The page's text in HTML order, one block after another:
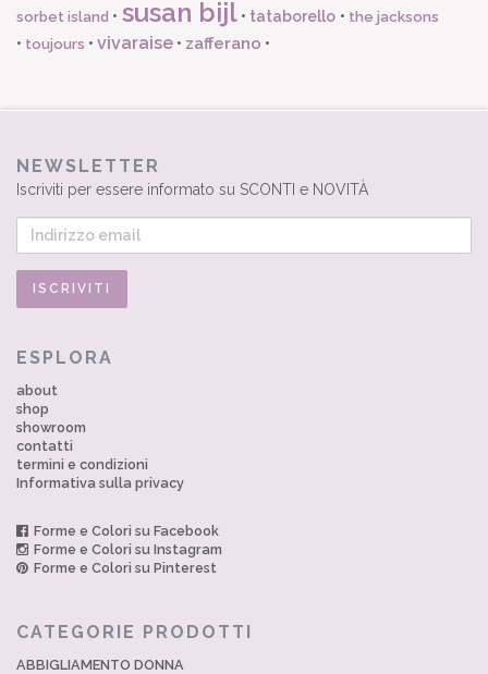
sorbet island • susan bijl• tataborello • the jacksons
• toujours • vivaraise • zafferano •
NEWSLETTER
Iscriviti per essere informato su SCONTI e NOVITÀ
ESPLORA
about
shop
showroom
contatti
termini e condizioni
Informativa sulla privacy
Forme e Colori su Facebook
Forme e Colori su Instagram
Forme e Colori su Pinterest
CATEGORIE PRODOTTI
ABBIGLIAMENTO DONNA